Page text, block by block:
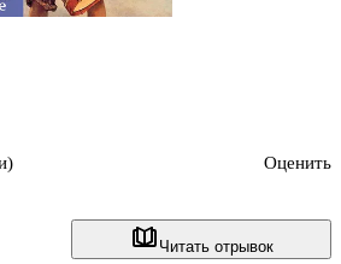
Читать отрывок
Оценить